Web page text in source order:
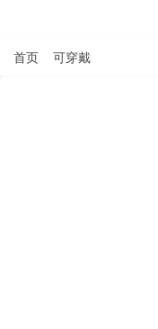
首页 可穿戴